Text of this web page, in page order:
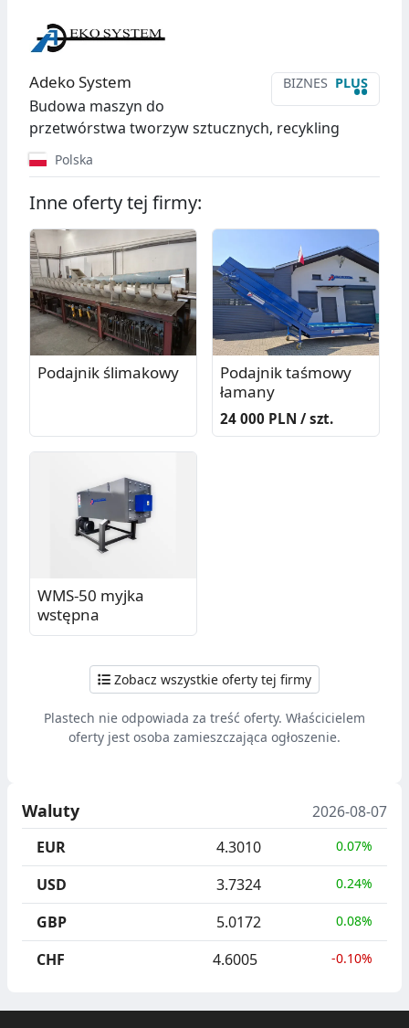
BIZNES PLUS
••
Adeko System
Budowa maszyn do
przetwórstwa tworzyw sztucznych, recykling
Polska
Inne oferty tej firmy:
Podajnik ślimakowy
Podajnik taśmowy
łamany
24 000 PLN / szt.
WMS-50 myjka
wstępna
Zobacz wszystkie oferty tej firmy
Plastech nie odpowiada za treść oferty. Właścicielem
oferty jest osoba zamieszczająca ogłoszenie.
Waluty
2026-08-07
EUR
4.3010 0.07%
USD 3.7324 0.24%
GBP 5.0172 0.08%
CHF 4.6005 -0.10%